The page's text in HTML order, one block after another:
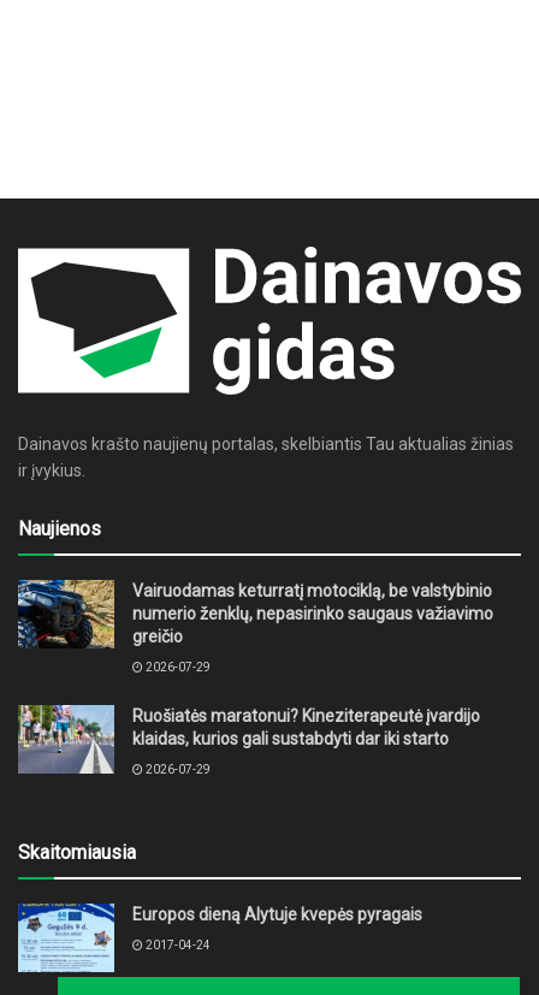
Dainavos krašto naujienų portalas, skelbiantis Tau aktualias žinias
ir įvykius.
Naujienos
Vairuodamas keturratį motociklą, be valstybinio
numerio ženklų, nepasirinko saugaus važiavimo
greičio
2026-07-29
Ruošiatės maratonui? Kineziterapeutė įvardijo
klaidas, kurios gali sustabdyti dar iki starto
2026-07-29
Skaitomiausia
Europos dieną Alytuje kvepės pyragais
2017-04-24